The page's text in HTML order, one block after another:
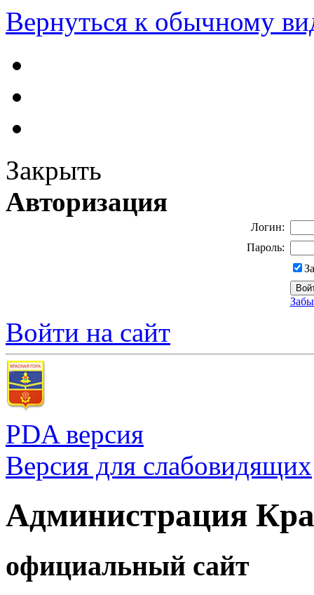
Вернуться к обычному
Закрыть
Авторизация
Логин:
Пароль:
Войти на сайт
PDA версия
Версия для слабовидящих
Администрация
официальный сайт